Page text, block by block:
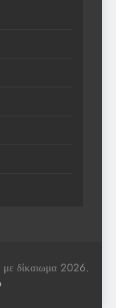
με δίκαιωμα 2026.